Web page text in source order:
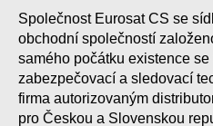
Společnost Eurosat CS se
obchodní společností
samého počátku existence
zabezpečovací a sledovací
firma autorizovaným
pro Českou a Slovenskou